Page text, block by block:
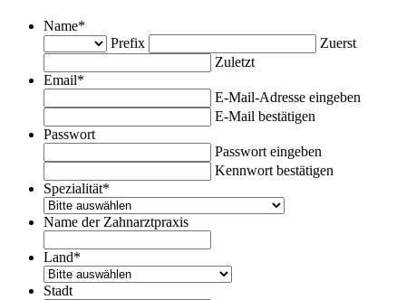
Name*
Prefix
Zuerst
Zuletzt
Email*
E-Mail-Adresse eingeben
E-Mail bestätigen
Passwort
Passwort eingeben
Kennwort bestätigen
Spezialität*
Name der Zahnarztpraxis
Land*
Stadt